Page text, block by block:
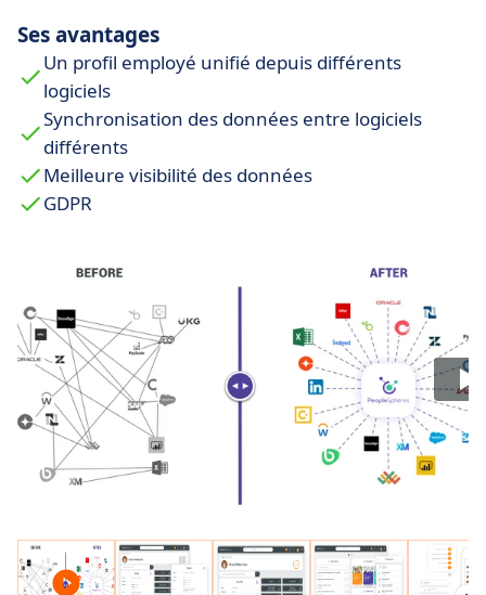
Ses avantages
Un profil employé unifié depuis différents
logiciels
Synchronisation des données entre logiciels
différents
Meilleure visibilité des données
GDPR